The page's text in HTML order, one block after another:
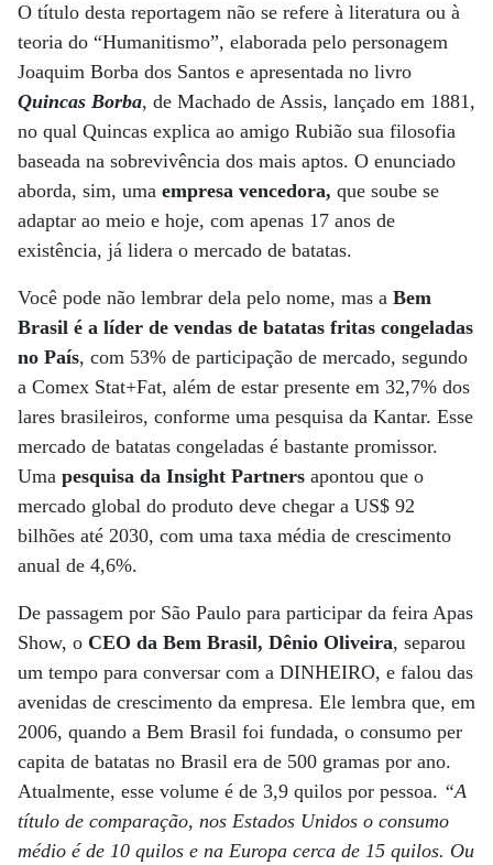
O título desta reportagem não se refere à literatura ou à
teoria do “Humanitismo”, elaborada pelo personagem
Joaquim Borba dos Santos e apresentada no livro
Quincas Borba, de Machado de Assis, lançado em 1881,
no qual Quincas explica ao amigo Rubião sua filosofia
baseada na sobrevivência dos mais aptos. O enunciado
aborda, sim, uma empresa vencedora, que soube se
adaptar ao meio e hoje, com apenas 17 anos de
existência, já lidera o mercado de batatas.
Você pode não lembrar dela pelo nome, mas a Bem
Brasil é a líder de vendas de batatas fritas congeladas
no País, com 53% de participação de mercado, segundo
a Comex Stat+Fat, além de estar presente em 32,7% dos
lares brasileiros, conforme uma pesquisa da Kantar. Esse
mercado de batatas congeladas é bastante promissor.
Uma pesquisa da Insight Partners apontou que o
mercado global do produto deve chegar a US$ 92
bilhões até 2030, com uma taxa média de crescimento
anual de 4,6%.
De passagem por São Paulo para participar da feira Apas
Show, o CEO da Bem Brasil, Dênio Oliveira, separou
um tempo para conversar com a DINHEIRO, e falou das
avenidas de crescimento da empresa. Ele lembra que, em
2006, quando a Bem Brasil foi fundada, o consumo per
capita de batatas no Brasil era de 500 gramas por ano.
Atualmente, esse volume é de 3,9 quilos por pessoa. “A
título de comparação, nos Estados Unidos o consumo
médio é de 10 quilos e na Europa cerca de 15 quilos. Ou